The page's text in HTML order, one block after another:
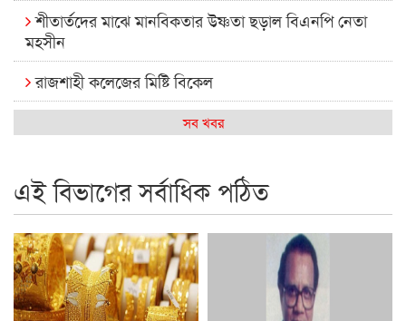
শীতার্তদের মাঝে মানবিকতার উষ্ণতা ছড়াল বিএনপি নেতা
মহসীন
রাজশাহী কলেজের মিষ্টি বিকেল
কেমন আছে আমাদের দেশের মধ্যবিত্তরা
রাজশাইন একাডেমির ফল প্রকাশ ও পুরস্কার বিতরণ
রাজশাহী কলেজের শিক্ষার্থী শাখাওয়াত পেলেন স্টার এক্সিলেন্স
অ্যাওয়ার্ড
বিশ্ব নদী বিবস উপলক্ষে নদী সুরক্ষায় নাওযাত্রা
সব খবর
এই বিভাগের সর্বাধিক পঠিত